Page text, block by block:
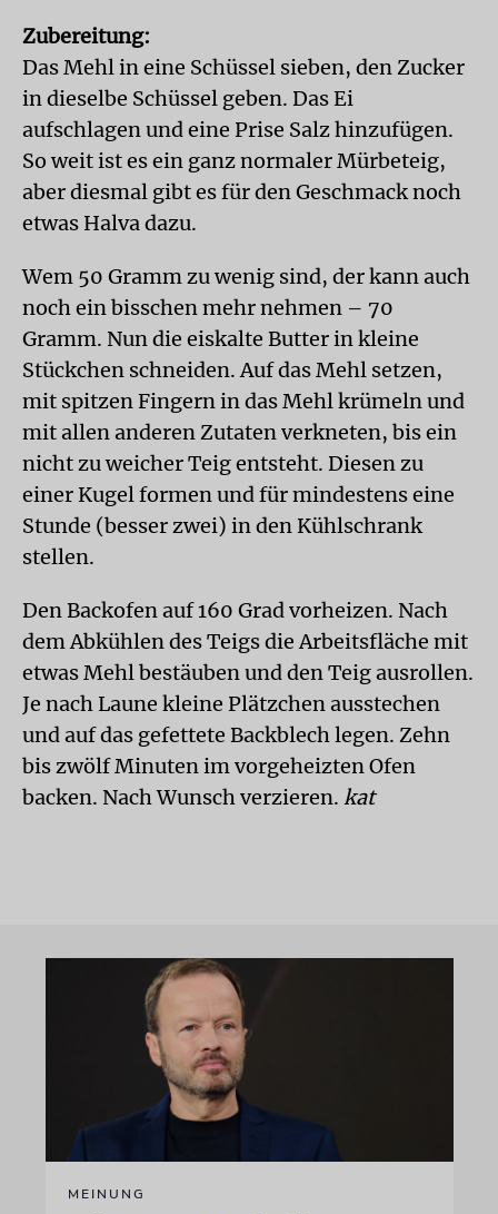
Zubereitung:
Das Mehl in eine Schüssel sieben, den Zucker
in dieselbe Schüssel geben. Das Ei
aufschlagen und eine Prise Salz hinzufügen.
So weit ist es ein ganz normaler Mürbeteig,
aber diesmal gibt es für den Geschmack noch
etwas Halva dazu.
Wem 50 Gramm zu wenig sind, der kann auch
noch ein bisschen mehr nehmen – 70
Gramm. Nun die eiskalte Butter in kleine
Stückchen schneiden. Auf das Mehl setzen,
mit spitzen Fingern in das Mehl krümeln und
mit allen anderen Zutaten verkneten, bis ein
nicht zu weicher Teig entsteht. Diesen zu
einer Kugel formen und für mindestens eine
Stunde (besser zwei) in den Kühlschrank
stellen.
Den Backofen auf 160 Grad vorheizen. Nach
dem Abkühlen des Teigs die Arbeitsfläche mit
etwas Mehl bestäuben und den Teig ausrollen.
Je nach Laune kleine Plätzchen ausstechen
und auf das gefettete Backblech legen. Zehn
bis zwölf Minuten im vorgeheizten Ofen
backen. Nach Wunsch verzieren. kat
MEINUNG